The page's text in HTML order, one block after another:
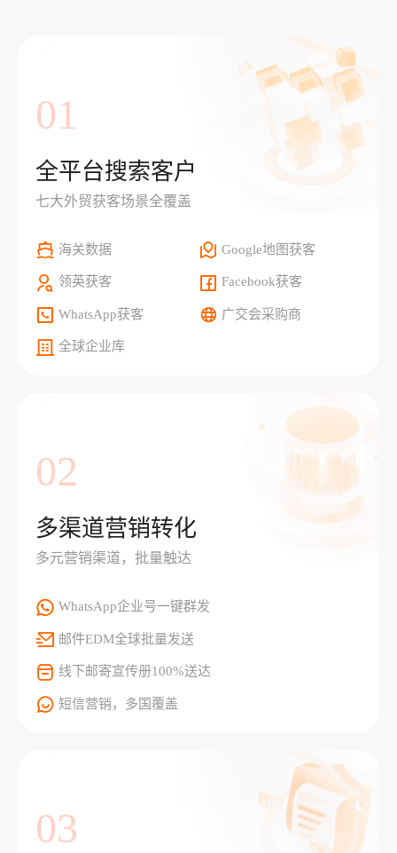
01
全平台搜索客户
七大外贸获客场景全覆盖
海关数据 Google地图获客
领英获客 Facebook获客
WhatsApp获客 广交会采购商
全球企业库
02
多渠道营销转化
多元营销渠道，批量触达
WhatsApp企业号一键群发
邮件EDM全球批量发送
线下邮寄宣传册100%送达
短信营销，多国覆盖
03